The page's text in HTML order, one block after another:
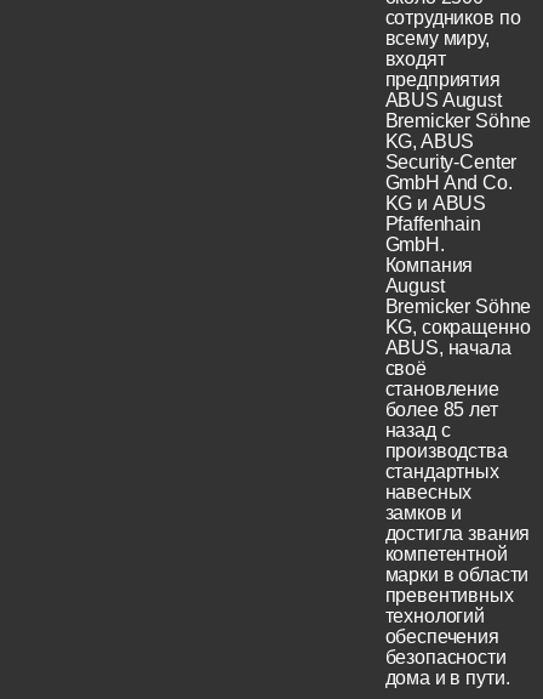
сотрудников по
всему миру,
входят
предприятия
ABUS August
Bremicker Söhne
KG, ABUS
Security-Center
GmbH And Co.
KG и ABUS
Pfaffenhain
GmbH.
Компания
August
Bremicker Söhne
KG, сокращенно
ABUS, начала
своё
становление
более 85 лет
назад с
производства
стандартных
навесных
замков и
достигла звания
компетентной
марки в области
превентивных
технологий
обеспечения
безопасности
дома и в пути.